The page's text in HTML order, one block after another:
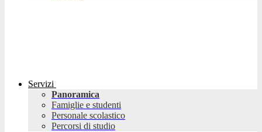
Servizi
Panoramica
Famiglie e studenti
Personale scolastico
Percorsi di studio